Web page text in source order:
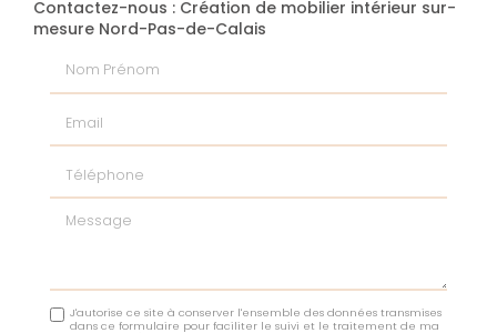
Contactez-nous : Création de mobilier intérieur sur-
mesure Nord-Pas-de-Calais
Nom Prénom
Message
J'autorise ce site à conserver l'ensemble des données transmises
dans ce formulaire pour faciliter le suivi et le traitement de ma